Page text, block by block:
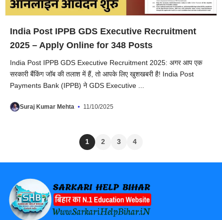
India Post IPPB GDS Executive Recruitment
2025 – Apply Online for 348 Posts
India Post IPPB GDS Executive Recruitment 2025: अगर आप एक
सरकारी बैंकिंग जॉब की तलाश में हैं, तो आपके लिए खुशखबरी है! India Post
Payments Bank (IPPB) ने GDS Executive ...
Suraj Kumar Mehta 11/10/2025
1 2 3 4